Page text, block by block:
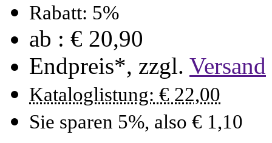
Rabatt: 5%
ab : € 20,90
Endpreis*, zzgl. Versand
Kataloglistung: € 22,00
Sie sparen 5%, also € 1,10